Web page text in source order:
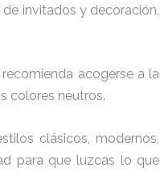
invitados y decoración,
recomienda acogerse a la
colores neutros.
clásicos, modernos,
para que luzcas lo que